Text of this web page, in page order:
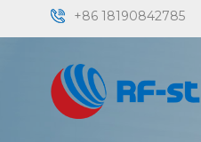
+86 18190842785